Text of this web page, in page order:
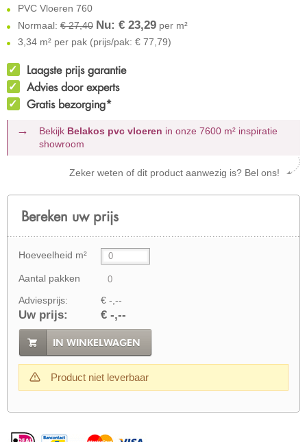
PVC Vloeren 760
Normaal: € 27,40 Nu: € 23,29 per m²
3,34 m² per pak (prijs/pak: € 77,79)
Laagste prijs garantie
Advies door experts
Gratis bezorging*
Bekijk Belakos pvc vloeren in onze 7600 m² inspiratie
showroom
Zeker weten of dit product aanwezig is? Bel ons!
Bereken uw prijs
Hoeveelheid m²
Aantal pakken
Adviesprijs: € -,--
Uw prijs: € -,--
IN WINKELWAGEN
Product niet leverbaar